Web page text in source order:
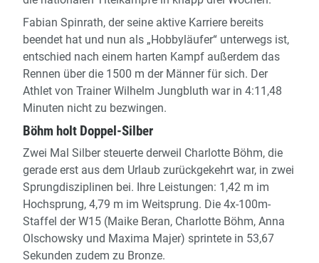
Fabian Spinrath, der seine aktive Karriere bereits
beendet hat und nun als „Hobbyläufer“ unterwegs ist,
entschied nach einem harten Kampf außerdem das
Rennen über die 1500 m der Männer für sich. Der
Athlet von Trainer Wilhelm Jungbluth war in 4:11,48
Minuten nicht zu bezwingen.
Böhm holt Doppel-Silber
Zwei Mal Silber steuerte derweil Charlotte Böhm, die
gerade erst aus dem Urlaub zurückgekehrt war, in zwei
Sprungdisziplinen bei. Ihre Leistungen: 1,42 m im
Hochsprung, 4,79 m im Weitsprung. Die 4x-100m-
Staffel der W15 (Maike Beran, Charlotte Böhm, Anna
Olschowsky und Maxima Majer) sprintete in 53,67
Sekunden zudem zu Bronze.